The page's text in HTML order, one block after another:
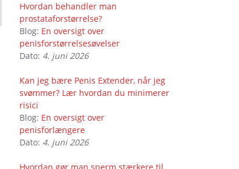
Hvordan behandler man
prostataforstørrelse?
Blog: En oversigt over
penisforstørrelsesøvelser
Dato: 4. juni 2026
Kan jeg bære Penis Extender, når jeg
svømmer? Lær hvordan du minimerer
risici
Blog: En oversigt over
penisforlængere
Dato: 4. juni 2026